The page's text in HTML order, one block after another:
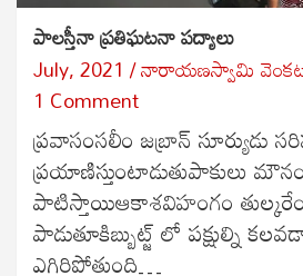
పాలస్తీనా ప్రతిఘటనా పద్యాలు
July, 2021 నారాయణస్వామి
1 Comment
ప్రవాసంసలీం జబ్రాన్ సూర్యుడు
ప్రయాణిస్తుంటాడుతుపాకులు మౌనం
పాటిస్తాయిఆకాశవిహంగం
పాడుతూకిబ్బుట్జ్ లో పక్షుల్ని
ఎగిరిపోతుంది…